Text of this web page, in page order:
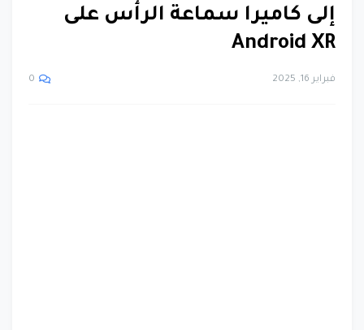
إلى كاميرا سماعة الرأس على
Android XR
فبراير 16, 2025 0